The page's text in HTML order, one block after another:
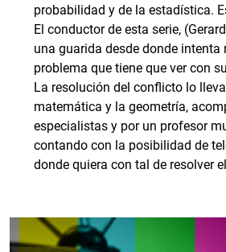
probabilidad y de la estadística.
El conductor de esta serie,
una guarida desde donde intenta
problema que tiene que ver con
La resolución del conflicto lo
matemática y la geometría,
especialistas y por un profesor
contando con la posibilidad de
donde quiera con tal de resolver